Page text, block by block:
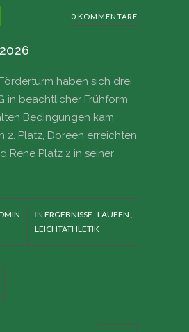
0 KOMMENTARE
haben sich drei
in beachtlicher Frühform
Bedingungen kam
2. Platz, Doreen erreichten
Rene Platz 2 in seiner
IN ERGEBNISSE LAUFEN
LEICHTATHLETIK